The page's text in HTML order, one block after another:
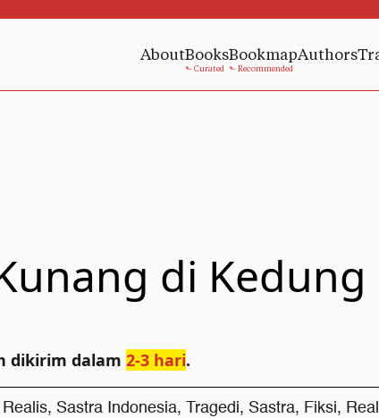
AboutBooksBookmapAuthors
di
dikirim dalam 2-3 hari.
Realis, Sastra Indonesia, Tragedi, Sastra, Fiksi,